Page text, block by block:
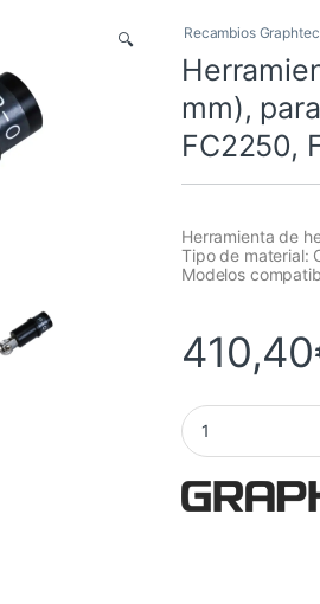
🔍 Recambios Graphtec
mm),
FC2250,
Herramienta de
Tipo de material:
Modelos
410,40
Herramienta de